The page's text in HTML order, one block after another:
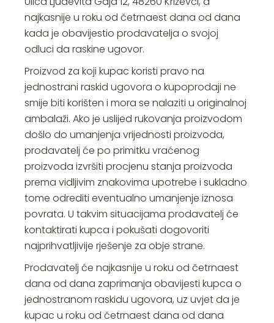
najkasnije u roku od četrnaest dana od dana
kada je obavijestio prodavatelja o svojoj
odluci da raskine ugovor.
Proizvod za koji kupac koristi pravo na
jednostrani raskid ugovora o kupoprodaji ne
smije biti korišten i mora se nalaziti u originalnoj
ambalaži. Ako je uslijed rukovanja proizvodom
došlo do umanjenja vrijednosti proizvoda,
prodavatelj će po primitku vraćenog
proizvoda izvršiti procjenu stanja proizvoda
prema vidljivim znakovima upotrebe i sukladno
tome odrediti eventualno umanjenje iznosa
povrata. U takvim situacijama prodavatelj će
kontaktirati kupca i pokušati dogovoriti
najprihvatljivije rješenje za obje strane.
Prodavatelj će najkasnije u roku od četrnaest
dana od dana zaprimanja obavijesti kupca o
jednostranom raskidu ugovora, uz uvjet da je
kupac u roku od četrnaest dana od dana